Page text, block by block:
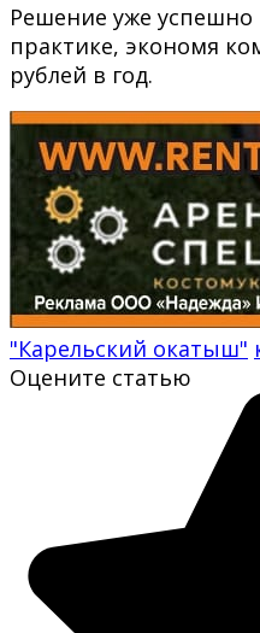
Решение уже успешно
практике, экономя
рублей в год.
"Карельский окатыш"
Оцените статью